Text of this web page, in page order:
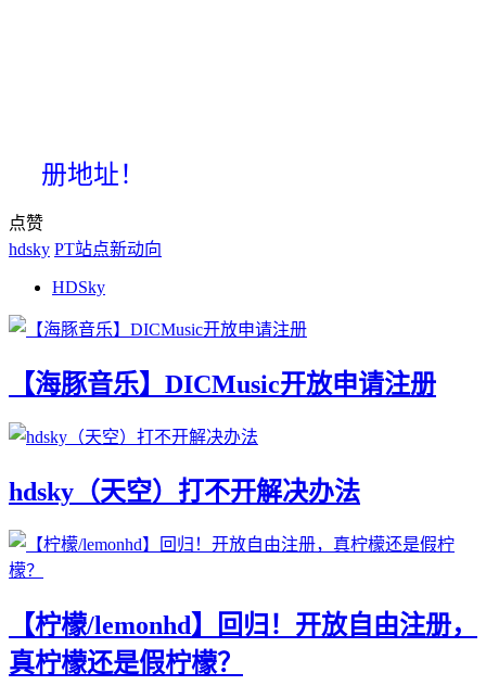
册地址！
点赞
hdsky PT站点新动向
HDSky
【海豚音乐】DICMusic开放申请注册
hdsky（天空）打不开解决办法
【柠檬/lemonhd】回归！开放自由注册，
真柠檬还是假柠檬？